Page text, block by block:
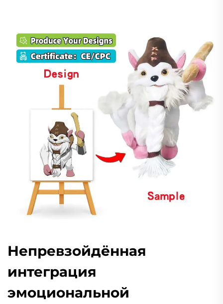
Непревзойдённая
интеграция
эмоциональной